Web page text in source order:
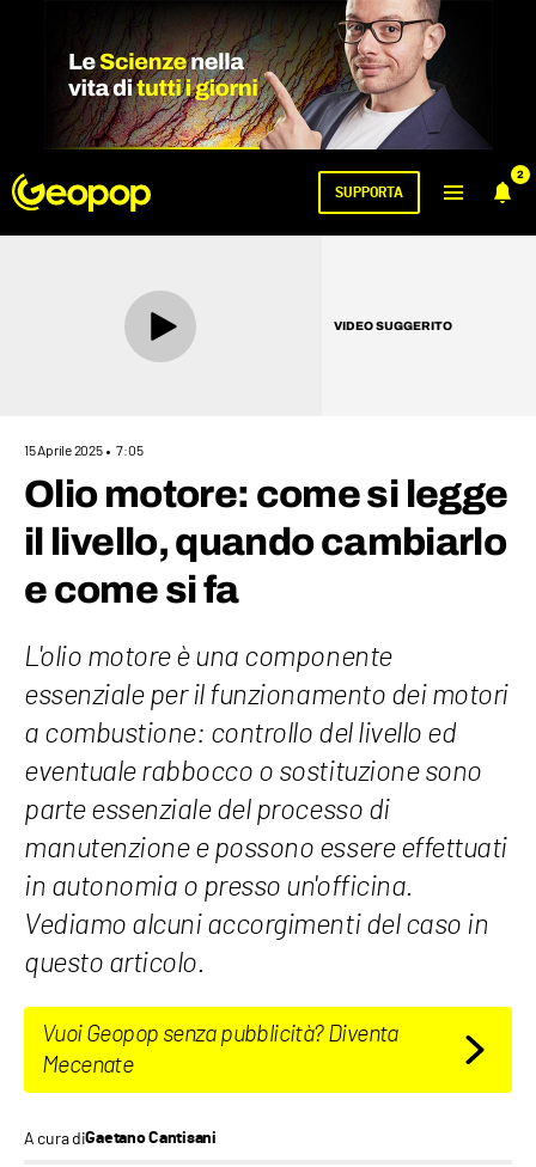
2
SUPPORTA
VIDEO SUGGERITO
15 Aprile 2025 7:05
Olio motore: come si legge
il livello, quando cambiarlo
e come si fa
L'olio motore è una componente
essenziale per il funzionamento dei motori
a combustione: controllo del livello ed
eventuale rabbocco o sostituzione sono
parte essenziale del processo di
manutenzione e possono essere effettuati
in autonomia o presso un'officina.
Vediamo alcuni accorgimenti del caso in
questo articolo.
Vuoi Geopop senza pubblicità? Diventa
Mecenate
A cura diGaetano Cantisani